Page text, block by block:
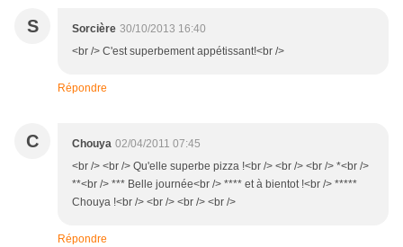
S Sorcière 30/10/2013 16:40
<br /> C'est superbement appétissant!<br />
Répondre
C Chouya 02/04/2011 07:45
<br /> <br /> Qu'elle superbe pizza !<br /> <br /> <br /> *<br />
**<br /> *** Belle journée<br /> **** et à bientot !<br /> *****
Chouya !<br /> <br /> <br /> <br />
Répondre